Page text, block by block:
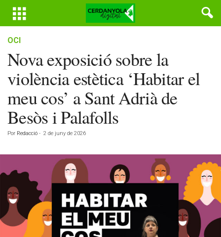
OCI
Nova exposició sobre la
violència estètica ‘Habitar el
meu cos’ a Sant Adrià de
Besòs i Palafolls
Por Redacció - 2 de juny de 2026